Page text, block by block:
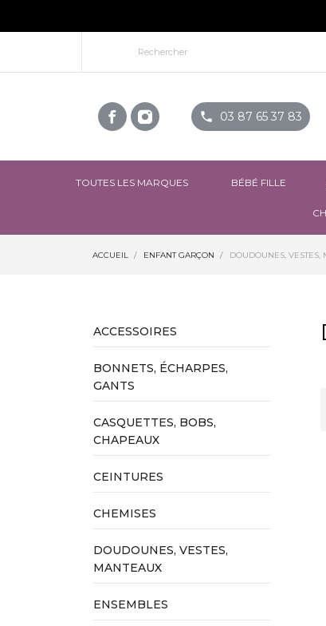
phone 03 87 65 37 83
TOUTES LES MARQUES BÉBÉ FILLE
ACCUEIL ENFANT GARÇON DOUDOUNES, VESTES,
ACCESSOIRES
BONNETS, ÉCHARPES,
GANTS
CASQUETTES, BOBS,
CHAPEAUX
CEINTURES
CHEMISES
DOUDOUNES, VESTES,
MANTEAUX
ENSEMBLES